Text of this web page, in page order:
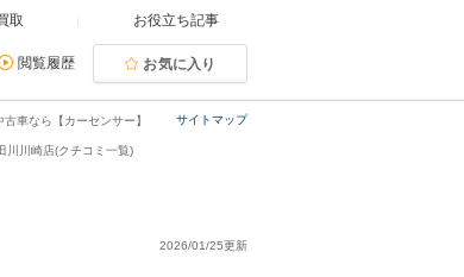
取 お役立ち記事
閲覧履歴 お気に入り
サイトマップ
車なら【カーセンサー】
川崎店(クチコミ一覧)
2026/01/25更新